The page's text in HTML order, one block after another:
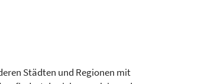
Städten und Regionen mit